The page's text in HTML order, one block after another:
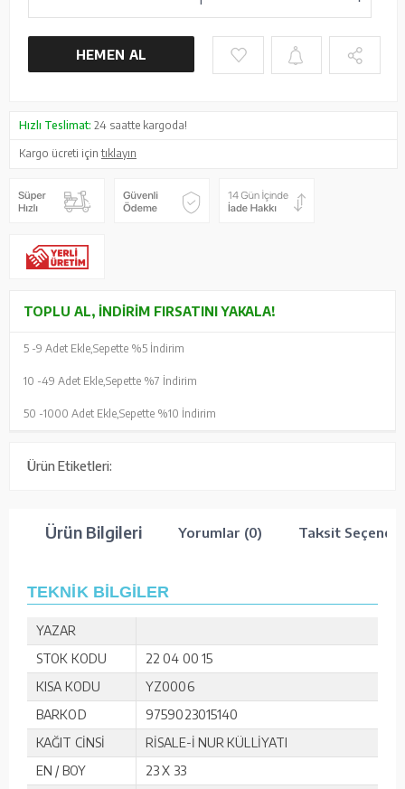
HEMEN AL
Hızlı Teslimat: 24 saatte kargoda!
Kargo ücreti içintıklayın
TOPLU AL, İNDIRIM FIRSATINI YAKALA!
5 -9 Adet Ekle, Sepette %5 İndirim
10 -49 Adet Ekle, Sepette %7 İndirim
50 -1000 Adet Ekle, Sepette %10 İndirim
Ürün Etiketleri:
Ürün Bilgileri Yorumlar (0) Taksit
TEKNİK BİLGİLER
YAZAR
STOK KODU
22 04 00 15
KISA KODU
YZ0006
BARKOD
9759023015140
KAĞIT CİNSİ
RİSALE-İ NUR KÜLLİYATI
EN / BOY
23 X 33